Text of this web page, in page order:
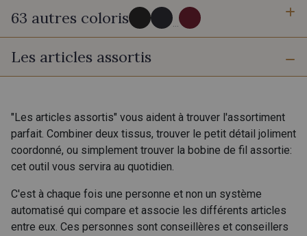
63 autres coloris ...
0002 - Black
0003 - 14 - Blanc doux Stragier 18 - Ivoire clair Stragier
22 - Crème Stragier 24 - Vanille Stragier - Cream
Les articles assortis
"Les articles assortis" vous aident à trouver l'assortiment
parfait. Combiner deux tissus, trouver le petit détail joliment
coordonné, ou simplement trouver la bobine de fil assortie:
cet outil vous servira au quotidien.
C'est à chaque fois une personne et non un système
automatisé qui compare et associe les différents articles
entre eux. Ces personnes sont conseillères et conseillers